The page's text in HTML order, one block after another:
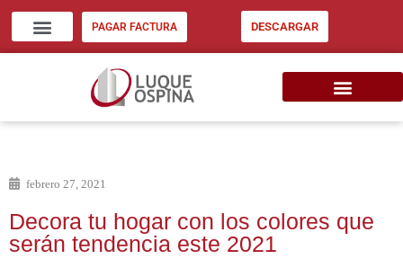
PAGAR FACTURA DESCARGAR
febrero 27, 2021
Decora tu hogar con los colores que
serán tendencia este 2021